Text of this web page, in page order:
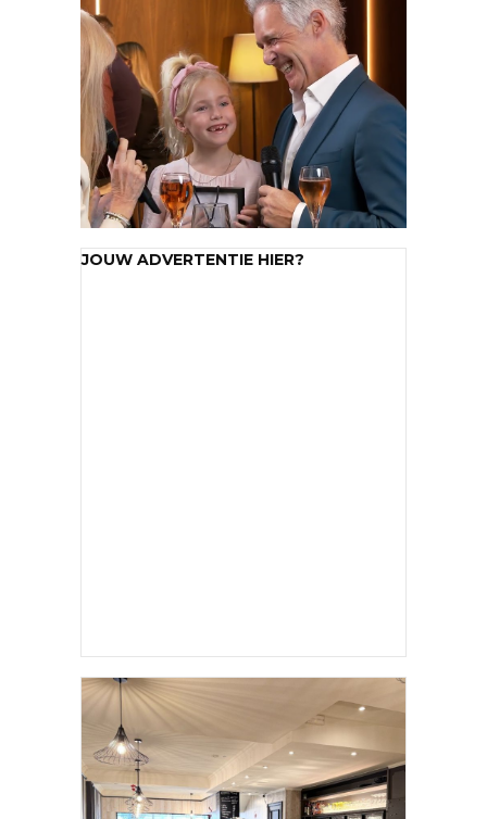
JOUW ADVERTENTIE HIER?